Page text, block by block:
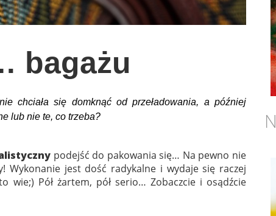
bagażu
chciała się domknąć od przeładowania, a później
lub nie te, co trzeba?
podejść do pakowania się… Na pewno nie
Wykonanie jest dość radykalne i wydaje się raczej
Pół żartem, pół serio… Zobaczcie i osądźcie